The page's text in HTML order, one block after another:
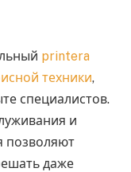
printera
техники,
специалистов.
и
позволяют
даже